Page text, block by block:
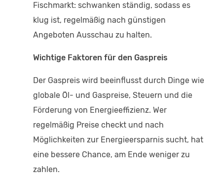
Fischmarkt: schwanken ständig, sodass es
klug ist, regelmäßig nach günstigen
Angeboten Ausschau zu halten.
Wichtige Faktoren für den Gaspreis
Der Gaspreis wird beeinflusst durch Dinge wie
globale Öl- und Gaspreise, Steuern und die
Förderung von Energieeffizienz. Wer
regelmäßig Preise checkt und nach
Möglichkeiten zur Energieersparnis sucht, hat
eine bessere Chance, am Ende weniger zu
zahlen.